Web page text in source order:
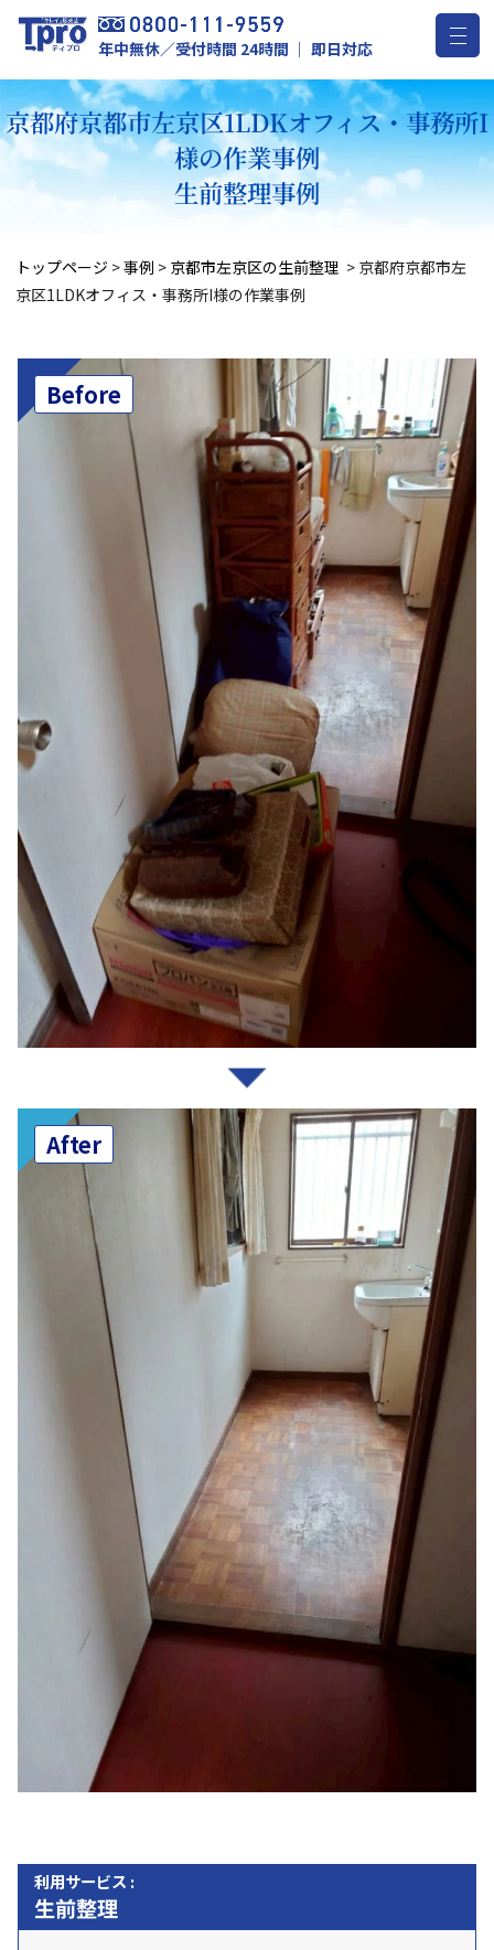
年中無休／受付時間 24時間 ｜ 即日対応
京都府京都市左京区1LDKオフィス・事務所I
様の作業事例
生前整理事例
トップページ >事例 > 京都市左京区の生前整理 > 京都府京都市左
京区1LDKオフィス・事務所I様の作業事例
Before
After
利用サービス :
生前整理